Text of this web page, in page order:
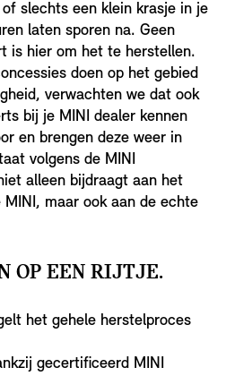
slechts een klein krasje in je
laten sporen na. Geen
is hier om het te herstellen.
doen op het gebied
verwachten we dat ook
bij je MINI dealer kennen
en brengen deze weer in
volgens de MINI
alleen bijdraagt aan het
MINI, maar ook aan de echte
OP EEN RIJTJE.
het gehele herstelproces
gecertificeerd MINI